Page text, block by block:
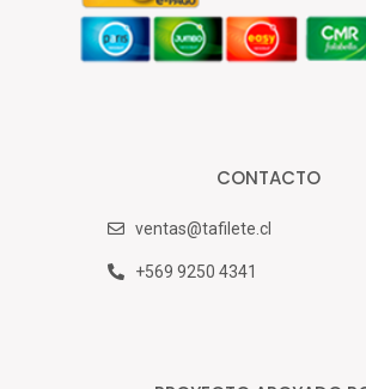
CONTACTO
ventas@tafilete.cl
+569 9250 4341